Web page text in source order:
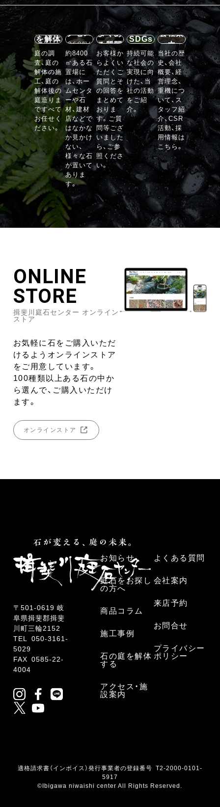
石の庭
を解体
する
庭の調
査、庭の
解体の施
工、庭の
解体後の
庭造りま
ですべて
お任せく
ださい。
内・ア
クセス
360°V
R
VIEW
約8400
㎡ある石
置場に
は、ホー
ムセンタ
ーや石
材、建材
店などで
はなかな
か見かけ
ない、
様々な石
が置いて
ありま
す。
よくあ
る質問
お客様か
らよくい
ただくご
質問とそ
の回答を
まとめて
おりま
す。ご質
問等ござ
いました
ら、ご参
照くださ
い。
SDGs
持続可能
な社会の
実現に向
けた、当
社の活動
をご紹
介。
会社案
内
当社の歴
史、会社
概要、経
営理念、
重機につ
いて、ス
タッフ紹
介、CSR
活動、採
用情報は
こちら。
ONLINE
STORE
揖斐川庭石センター オンライン
ストア
お気軽に石をご購入いただ
けるようオンラインストア
をご用意しています。
100種類以上ある石の中か
ら選んで、ご購入いただけ
ます。
オンラインストア
お知らせ
庭石をお探し
の方へ
商品コラム
施工事例
石の庭を解体
する
アクセス・施
設案内
よくある質問
会社案内
来店予約
お問合せ
プライバシー
ポリシー
〒501-0619 岐
阜県揖斐郡揖斐
川町三輪2152
TEL 050-3161-
5029
FAX 0585-22-
4004
適格請求書（インボイス）発行事業者の登録番号 T2-2000-0101-
5917
©Ibigawa niwaishi center All Rights Reserved.